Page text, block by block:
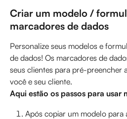
Criar um modelo /
marcadores de dados
Personalize seus modelos e
de dados! Os marcadores de
seus clientes para pré-preencher
você e seu cliente.
Aqui estão os passos para usar
Após copiar um modelo para